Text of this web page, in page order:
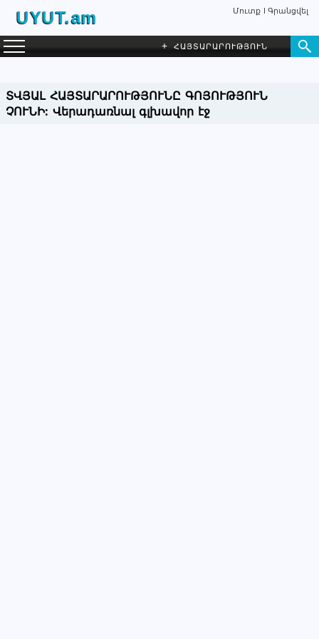
UYUT.am Մուտք Գրանցվել
+ ՀԱՅՏԱՐԱՐՈՒԹՅՈՒՆ
ՏՎՅԱԼ ՀԱՅՏԱՐԱՐՈՒԹՅՈՒՆԸ ԳՈՅՈՒԹՅՈՒՆ
ՉՈՒՆԻ: Վերադառնալ գլխավոր էջ